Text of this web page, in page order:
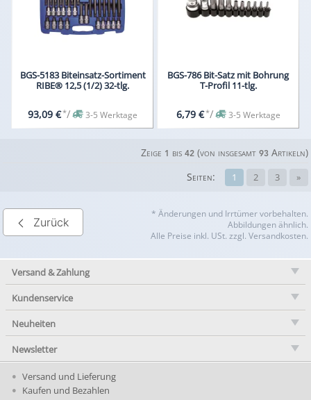
BGS-5183 Biteinsatz-Sortiment
RIBE® 12,5 (1/2) 32-tlg.
93,09 €*/ 3-5 Werktage
BGS-786 Bit-Satz mit Bohrung
T-Profil 11-tlg.
6,79 €*/ 3-5 Werktage
Zeige 1 bis 42(von insgesamt 93Artikeln)
1 2 3 »
Seiten:
Zurück
* Änderungen und Irrtümer vorbehalten.
Abbildungen ähnlich.
Alle Preise inkl. USt. zzgl. Versandkosten.
Versand & Zahlung
Kundenservice
Neuheiten
Newsletter
Versand und Lieferung
Kaufen und Bezahlen